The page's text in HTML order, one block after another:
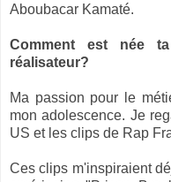
Aboubacar Kamaté.
Comment est née
réalisateur?
Ma passion pour le
mon adolescence. Je
US et les clips de Rap
Ces clips m'inspiraient